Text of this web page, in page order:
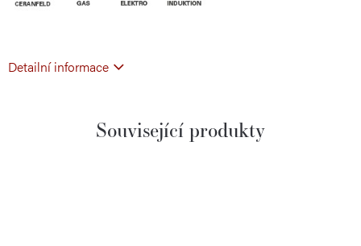
Detailní informace
Související produkty